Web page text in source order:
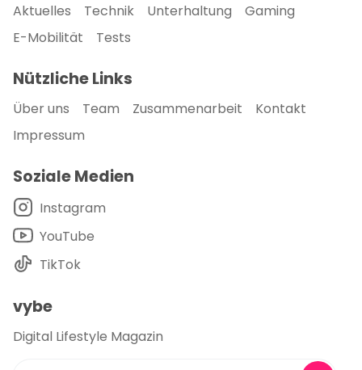
Aktuelles Technik Unterhaltung
Gaming
E-Mobilität
Tests
Nützliche Links
Über uns Team Zusammenarbeit
Kontakt
Impressum
Soziale Medien
Instagram
YouTube
TikTok
vybe
Digital Lifestyle Magazin